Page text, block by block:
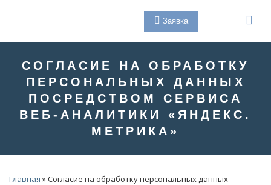
Электрощитовое оборудование
Проектирование и сборка
Сборка электрощитового оборудования до 0,4 кВ
Проектирование электрощитов
СОГЛАСИЕ НА ОБРАБОТКУ
ПЕРСОНАЛЬНЫХ ДАННЫХ
ПОСРЕДСТВОМ СЕРВИСА
ВЕБ-АНАЛИТИКИ «ЯНДЕКС.
МЕТРИКА»
Главная »Согласие на обработку персональных данных